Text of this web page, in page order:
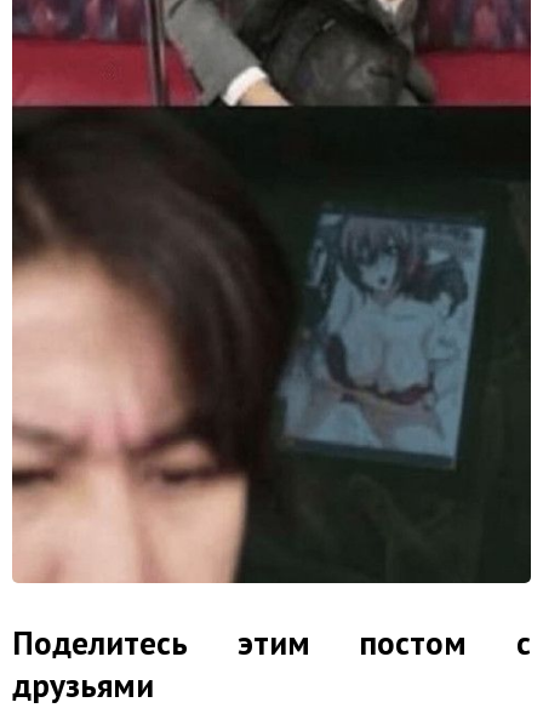
Поделитесь этим постом с
друзьями